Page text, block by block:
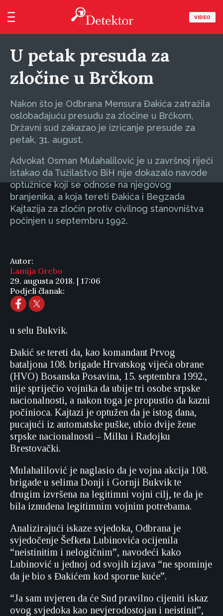
VIDEO
U petak presuda za
zločine u Brčkom
Nakon što je Odbrana Mensura Đakića zatražila
oslobađajuću presudu za zločine u Brčkom,
Državni sud zakazao je izricanje presude za
petak, 31. august.
Advokat Osman Mulahalilović je u završnoj riječi
istakao da Tužilaštvo BiH nije dokazalo navode
optužnice koji se odnose na njegovog
branjenika, a koja tereti Đakića i Begzada
Kajtazija za zločin protiv civilnog stanovništva
počinjen u septembru 1992.
Autor:
Lamija Grebo
29. augusta 2018. | 17:06
Podjeli članak:
u selu Bukvik.
Đakić se tereti da, kao komandant Prvog
bataljona 108. brigade Hrvatskog vijeća obrane
(HVO) Bosanska Posavina, 15. septembra 1992.,
nije spriječio vojnika da ubije tri osobe srpske
nacionalnosti, a nakon toga je propustio da kazni
počinioca. Kajtazi je optužen da je istog dana,
pucajući iz automatske puške, ubio dvije žene
srpske nacionalnosti – Milku i Radojku
Brestovački.
Mulahalilović je naglasio da je vojna akcija 108.
brigade u selima Donji i Gornji Bukvik te
drugim izvršena na legitimni vojni cilj, te da je
bila iznuđena legitimnim vojnim potrebama.
Analizirajući iskaze svjedoka, Odbrana je
svjedočenje Šefketa Lubinovića ocijenila
“neistinitim i nelogičnim”, navodeći kako
Lubinović u jednoj od svojih izjava “ne spominje
da je bio s Đakićem kod sporne kuće”.
“Ja sam uvjeren da će Sud pravilno cijeniti iskaz
ovog svjedoka kao nevjerodostojan i neistinit”,